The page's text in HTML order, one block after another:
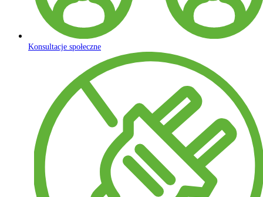
Konsultacje społeczne